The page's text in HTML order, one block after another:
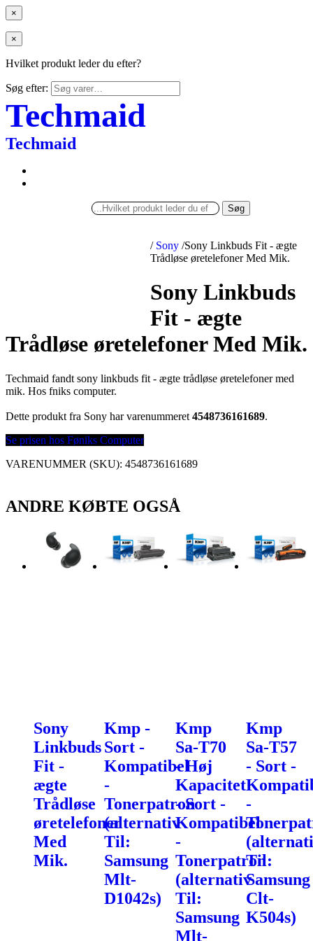
×
×
Hvilket produkt leder du efter?
Søg efter:
Techmaid
Techmaid
Søg
/ Sony /Sony Linkbuds Fit - ægte
Trådløse øretelefoner Med Mik.
Sony Linkbuds
Fit - ægte
Trådløse øretelefoner Med Mik.
Techmaid fandt sony linkbuds fit - ægte trådløse øretelefoner med
mik. Hos fniks computer.
Dette produkt fra Sony har varenummeret 4548736161689.
Se prisen hos Føniks Computer
VARENUMMER (SKU): 4548736161689
ANDRE KØBTE OGSÅ
Sony
Linkbuds
Fit -
ægte
Trådløse
øretelefoner
Med
Mik.
Kmp -
Sort -
Kompatibel
-
Tonerpatron
(alternativ
Til:
Samsung
Mlt-
D1042s)
Kmp
Sa-T70
- Høj
Kapacitet
- Sort -
Kompatibel
-
Tonerpatron
(alternativ
Til:
Samsung
Mlt-
Kmp
Sa-T57
- Sort -
-
Til:
Samsung
Clt-
K504s)